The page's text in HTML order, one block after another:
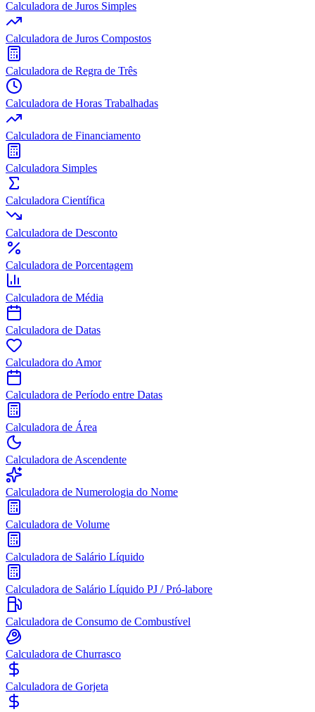
Calculadora de Juros Simples
Calculadora de Juros Compostos
Calculadora de Regra de Três
Calculadora de Horas Trabalhadas
Calculadora de Financiamento
Calculadora Simples
Calculadora Científica
Calculadora de Desconto
Calculadora de Porcentagem
Calculadora de Média
Calculadora de Datas
Calculadora do Amor
Calculadora de Período entre Datas
Calculadora de Área
Calculadora de Ascendente
Calculadora de Numerologia do Nome
Calculadora de Volume
Calculadora de Salário Líquido
Calculadora de Salário Líquido PJ / Pró-labore
Calculadora de Consumo de Combustível
Calculadora de Churrasco
Calculadora de Gorjeta